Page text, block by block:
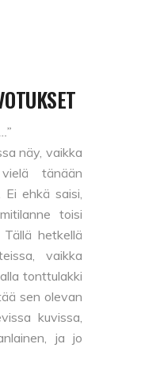
näy, vaikka
tänään
ehkä saisi,
toisi
Tällä hetkellä
vaikka
tonttulakki
sen olevan
kuvissa,
ja jo